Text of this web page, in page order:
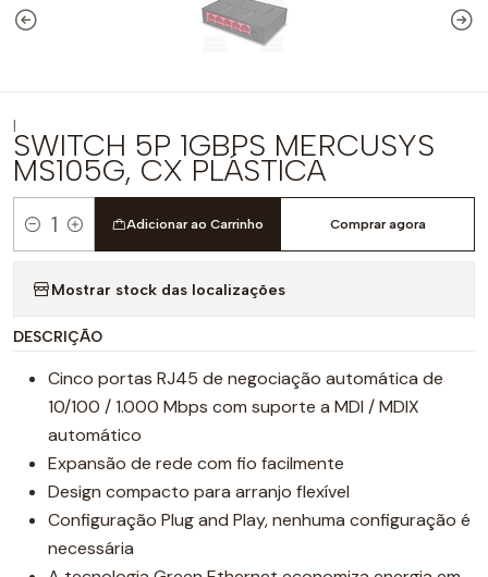
|
SWITCH 5P 1GBPS MERCUSYS
MS105G, CX PLÁSTICA
Quantidade
Adicionar ao Carrinho Comprar agora
Mostrar stock das localizações
DESCRIÇÃO
Cinco portas RJ45 de negociação automática de
10/100 / 1.000 Mbps com suporte a MDI / MDIX
automático
Expansão de rede com fio facilmente
Design compacto para arranjo flexível
Configuração Plug and Play, nenhuma configuração é
necessária